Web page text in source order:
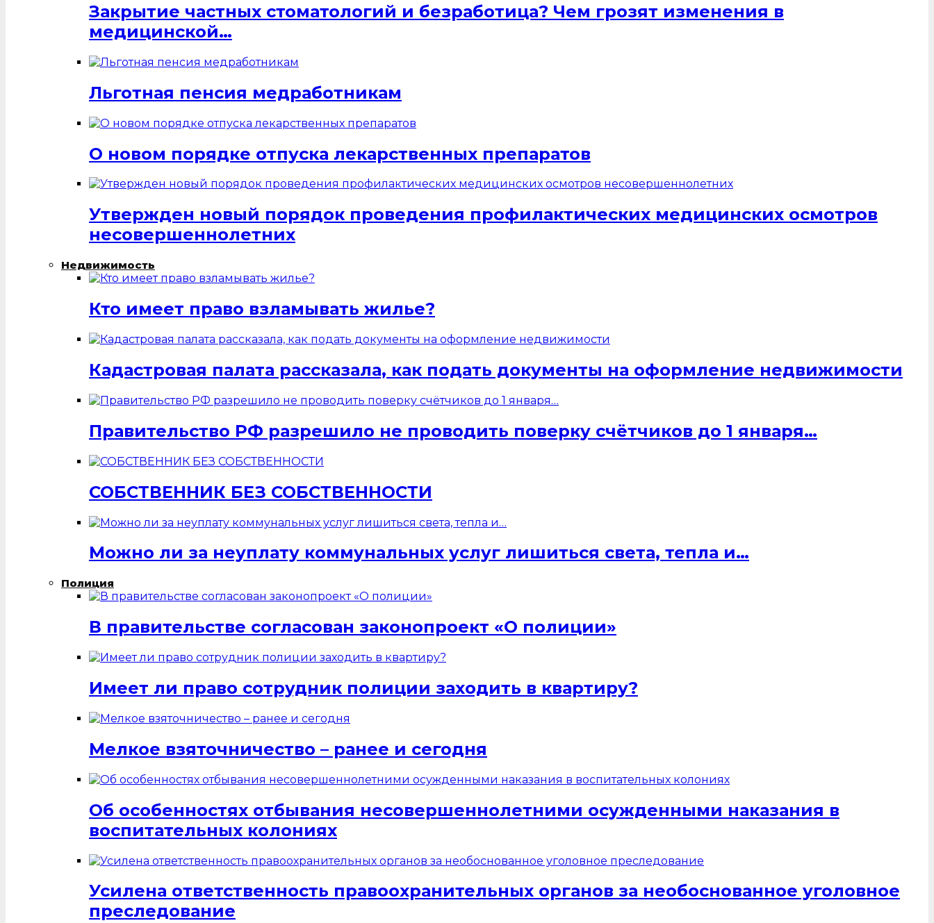
Закрытие частных стоматологий и безработица? Чем грозят изменения в
медицинской…
Льготная пенсия медработникам
О новом порядке отпуска лекарственных препаратов
Утвержден новый порядок проведения профилактических медицинских осмотров
несовершеннолетних
Недвижимость
Кто имеет право взламывать жилье?
Кадастровая палата рассказала, как подать документы на оформление недвижимости
Правительство РФ разрешило не проводить поверку счётчиков до 1 января…
СОБСТВЕННИК БЕЗ СОБСТВЕННОСТИ
Можно ли за неуплату коммунальных услуг лишиться света, тепла и…
Полиция
В правительстве согласован законопроект «О полиции»
Имеет ли право сотрудник полиции заходить в квартиру?
Мелкое взяточничество – ранее и сегодня
Об особенностях отбывания несовершеннолетними осужденными наказания в
воспитательных колониях
Усилена ответственность правоохранительных органов за необоснованное уголовное
преследование